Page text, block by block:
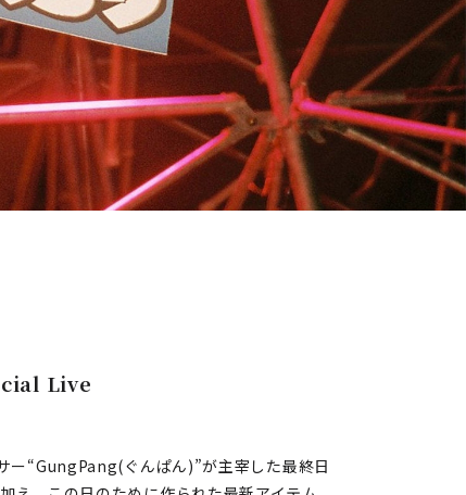
Live
ー“GungPang(ぐんぱん)”が主宰した最終日